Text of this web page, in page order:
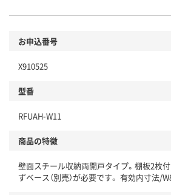
お申込番号
X910525
型番
RFUAH-W11
商品の特徴
壁面スチール収納両開戸タイプ。棚板2枚
ずベース（別売）が必要です。 有効内寸